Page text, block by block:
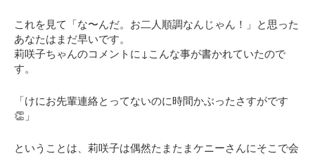
これを見て 「な〜んだ。お二人順調なんじゃん！」
と思った
あなたはまだ早いです。
莉咲子ちゃんのコメントに↓こんな事が書かれていたので
す。
「けにお先輩連絡とってないのに時間かぶったさすがです
👏」
ということは、莉咲子は偶然たまたまケニーさんにそこで会